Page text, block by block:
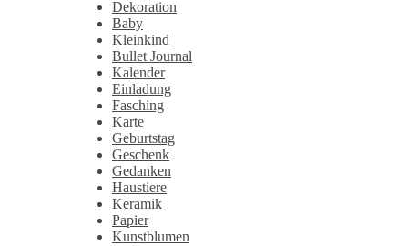
Dekoration
Baby
Kleinkind
Bullet Journal
Kalender
Einladung
Fasching
Karte
Geburtstag
Geschenk
Gedanken
Haustiere
Keramik
Papier
Kunstblumen